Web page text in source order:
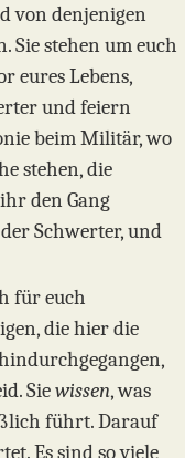
von denjenigen
stehen um euch
eures Lebens,
und feiern
beim Militär, wo
stehen, die
den Gang
Schwerter, und
für euch
die hier die
Siewissen, was
führt. Darauf
Es sind so viele